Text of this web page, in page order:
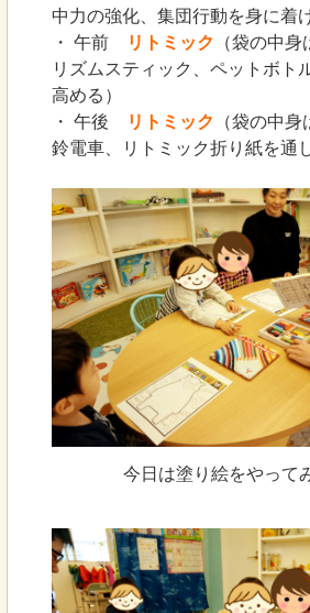
中力の強化、集団行動を身に着
・ 午前
リトミック
（袋の中身
リズムスティック、ペットボト
高める）
・ 午後
リトミック
（袋の中身
鈴電車、リトミック折り紙を通
今日は塗り絵をやって